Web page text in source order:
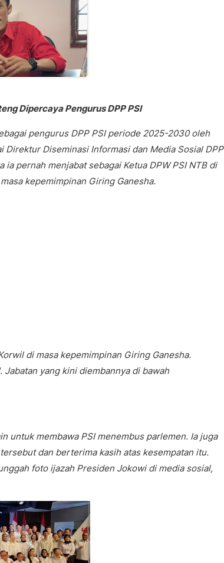
Dipercaya Pengurus DPP PSI
pengurus DPP PSI periode 2025-2030 oleh
Direktur Diseminasi Informasi dan Media Sosial DPP
pernah menjabat sebagai Ketua DPW PSI NTB di
kepemimpinan Giring Ganesha.
di masa kepemimpinan Giring Ganesha.
yang kini diembannya di bawah
untuk membawa PSI menembus parlemen. Ia juga
dan berterima kasih atas kesempatan itu.
foto ijazah Presiden Jokowi di media sosial,